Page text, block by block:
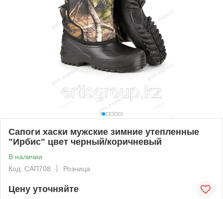
Сапоги хаски мужские зимние утепленные
"Ирбис" цвет черный/коричневый
В наличии
Код: САП708
Розница
Цену уточняйте